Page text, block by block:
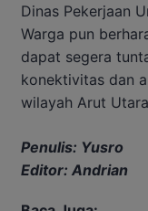
Dinas Pekerjaan
Warga pun
dapat segera
konektivitas dan
wilayah Arut
Penulis: Yusro
Editor: Andrian